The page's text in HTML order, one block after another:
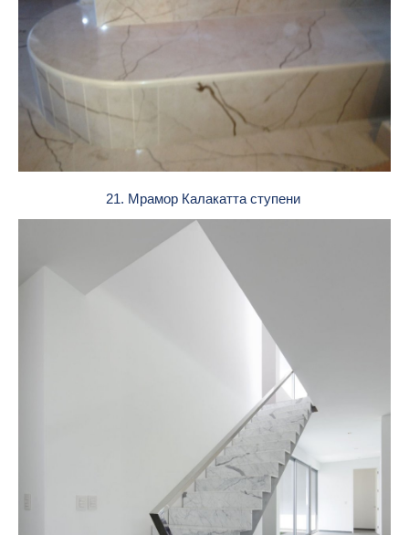
21. Мрамор Калакатта ступени